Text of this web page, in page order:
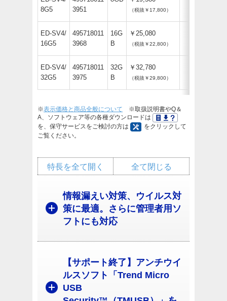
8G5
3951
（税抜￥17,800）
ED-SV4/
16G5
495718011
3968
16G
B
￥25,080
（税抜￥22,800）
ED-SV4/
32G5
495718011
3975
32G
B
￥32,780
（税抜￥29,800）
※表示価格と商品全般について ※取扱説明書やQ＆
A、ソフトウェア等の各種ダウンロードは
を、保守サービスをご検討の方は
をクリックして
ご覧ください。
全て閉じる
特長を全て開く
情報漏えい対策、ウイルス対
策に最適。さらに管理者用ソ
フトにも対応
【サポート終了】アンチウイ
ルスソフト「Trend Micro
USB